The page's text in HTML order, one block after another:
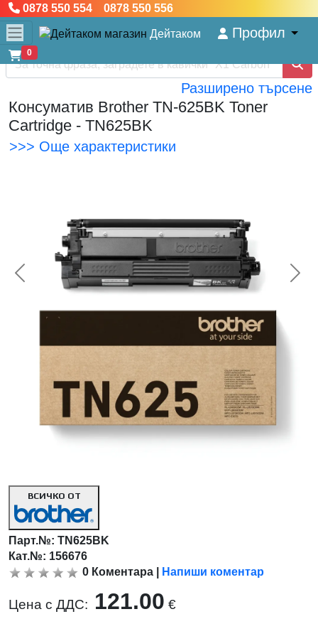
0878 550 554 0878 550 556
Дейтаком Профил
0
Разширено търсене
Консуматив Brother TN-625BK Toner
Cartridge - TN625BK
>>> Още характеристики
<< Предишна
ВСИЧКО ОТ
Парт.№:TN625BK
Кат.№: 156676
0 Коментара Напиши коментар
Цена с ДДС: 121.00 €